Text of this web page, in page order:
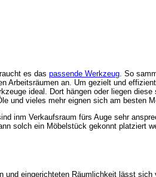
es das passende Werkzeug . So
Arbeitsräumen an. Um gezielt und
ideal. Dort hängen oder liegen
und vieles mehr eignen sich am besten
inm Verkaufsraum fürs Auge sehr
solch ein Möbelstück gekonnt platziert
und eingerichteten Räumlichkeit lässt